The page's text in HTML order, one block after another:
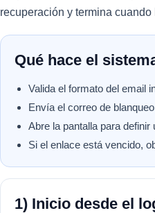
recuperación y termina
Qué hace el
Valida el formato del email
Envía el correo de
Abre la pantalla para definir
Si el enlace está vencido,
1) Inicio desde el